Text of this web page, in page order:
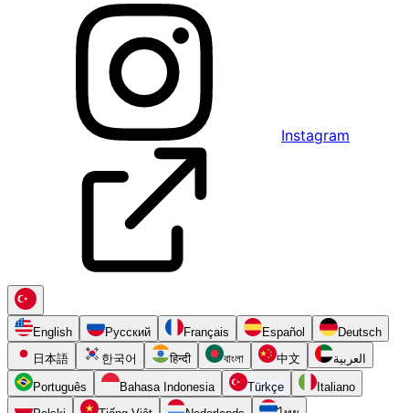
Instagram
English Русский Français Español
Deutsch
日本語
한국어 हिन्दी বাংলা 中文 العربية
Português Bahasa Indonesia Türkçe
Italiano